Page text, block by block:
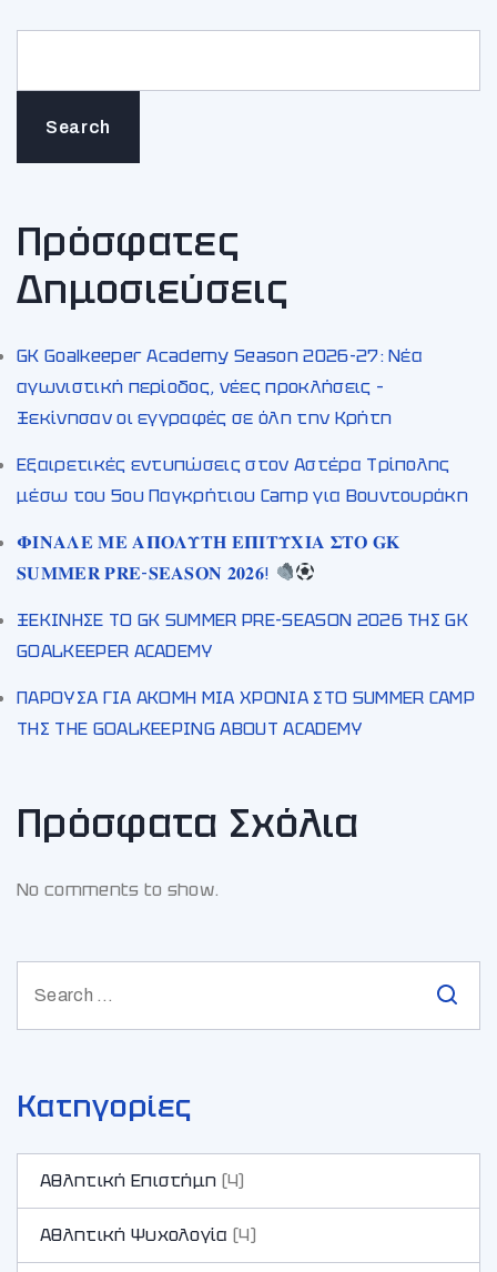
Search
Πρόσφατες
Δημοσιεύσεις
GK Goalkeeper Academy Season 2026-27: Νέα
αγωνιστική περίοδος, νέες προκλήσεις –
Ξεκίνησαν οι εγγραφές σε όλη την Κρήτη
Εξαιρετικές εντυπώσεις στον Αστέρα Τρίπολης
μέσω του 5ου Παγκρήτιου Camp για Βουντουράκη
𝚽𝚰𝚴𝚨𝚲𝚬 𝚳𝚬 𝚨𝚷𝚶𝚲𝚼𝚻𝚮 𝚬𝚷𝚰𝚻𝚼𝚾𝚰𝚨 𝚺𝚻𝚶 𝐆𝐊
𝐒𝐔𝐌𝐌𝐄𝐑 𝐏𝐑𝐄-𝐒𝐄𝐀𝐒𝐎𝐍 𝟐𝟎𝟐𝟔!
ΞΕΚΙΝΗΣΕ ΤΟ GK SUMMER PRE-SEASON 2026 ΤΗΣ GK
GOALKEEPER ACADEMY
ΠΑΡΟΥΣΑ ΓΙΑ ΑΚΟΜΗ ΜΙΑ ΧΡΟΝΙΑ ΣΤΟ SUMMER CAMP
ΤΗΣ THE GOALKEEPING ABOUT ACADEMY
Πρόσφατα Σχόλια
No comments to show.
Κατηγορίες
Αθλητική Επιστήμη (4)
Αθλητική Ψυχολογία (4)